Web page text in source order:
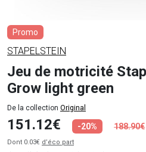
Promo
STAPELSTEIN
Jeu de motricité
Grow light green
De la collection Original
151.12€ -20% 188.90€
Dont 0.03€ d’éco part